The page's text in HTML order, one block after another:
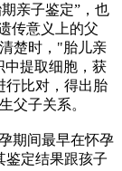
亲子鉴定”，也
传意义上的父
楚时，"胎儿亲
中提取细胞，获
行比对，得出胎
父子关系。
期间最早在怀孕
鉴定结果跟孩子